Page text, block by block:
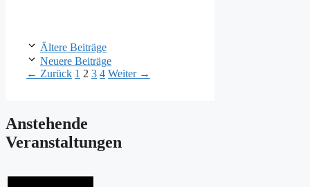
Ältere Beiträge
Neuere Beiträge
← Zurück Seite
1 Seite
2 Seite
3 Seite
4 Weiter →
Anstehende
Veranstaltungen